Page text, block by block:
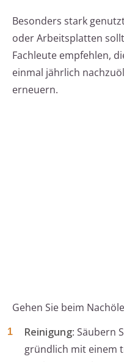
Besonders stark
oder Arbeitsplatten
Fachleute empfehlen,
einmal jährlich
erneuern.
Gehen Sie beim
Reinigung: Säubern
gründlich mit einem